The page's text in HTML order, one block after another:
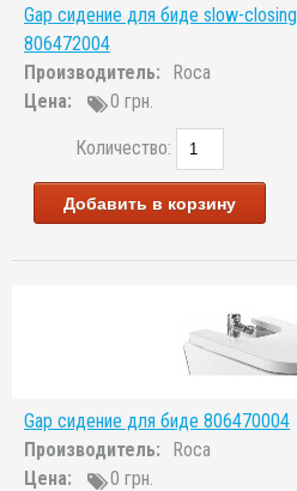
Gap сидение для биде slow-closing
806472004
Производитель:
Roca
Цена:
0 грн.
Количество:
Добавить в корзину
Gap сидение для биде 806470004
Производитель:
Roca
Цена:
0 грн.